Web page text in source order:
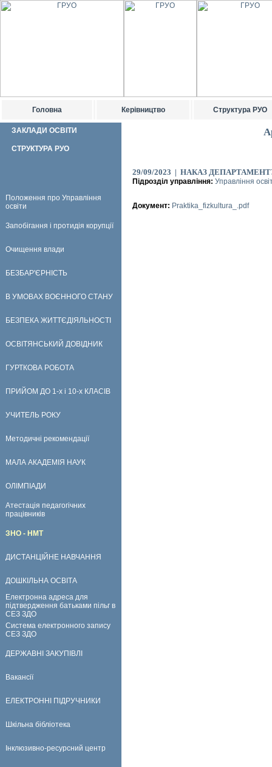
Головна Керівництво Структура РУО
ЗАКЛАДИ ОСВІТИ
СТРУКТУРА РУО
Положення про Управління
освіти
Запобігання і протидія корупції
Очищення влади
БЕЗБАР'ЄРНІСТЬ
В УМОВАХ ВОЄННОГО СТАНУ
БЕЗПЕКА ЖИТТЄДІЯЛЬНОСТІ
ОСВІТЯНСЬКИЙ ДОВІДНИК
ГУРТКОВА РОБОТА
ПРИЙОМ ДО 1-х і 10-х КЛАСІВ
УЧИТЕЛЬ РОКУ
Методичні рекомендації
МАЛА АКАДЕМІЯ НАУК
ОЛІМПІАДИ
Атестація педагогічних
працівників
ЗНО - НМТ
ДИСТАНЦІЙНЕ НАВЧАННЯ
ДОШКІЛЬНА ОСВІТА
Електронна адреса для
підтвердження батьками пільг в
СЕЗ ЗДО
Система електронного запису
СЕЗ ЗДО
ДЕРЖАВНІ ЗАКУПІВЛІ
Вакансії
ЕЛЕКТРОННІ ПІДРУЧНИКИ
Шкільна бібліотека
Інклюзивно-ресурсний центр
29/09/2023 | НАКАЗ
Підрозділ управління: Управління
Документ: Praktika_fizkultura_.pdf